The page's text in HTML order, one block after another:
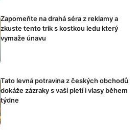
Zapomeňte na drahá séra z reklamy a
zkuste tento trik s kostkou ledu který
vymaže únavu
Tato levná potravina z českých obchodů
dokáže zázraky s vaší pletí i vlasy během
týdne